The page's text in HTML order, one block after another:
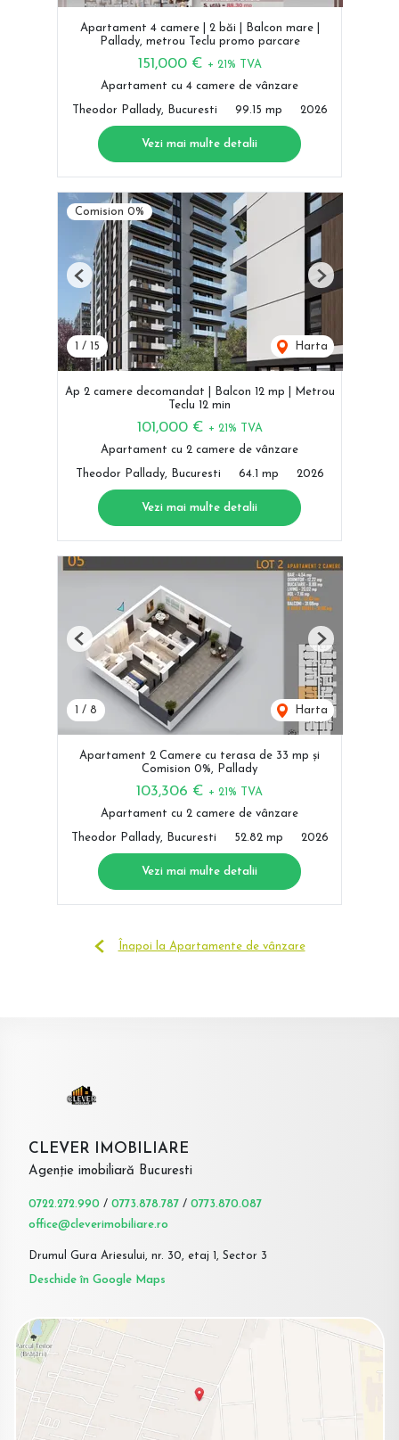
Apartament 4 camere | 2 băi | Balcon mare |
Pallady, metrou Teclu promo parcare
151,000 € + 21% TVA
Apartament cu 4 camere de vânzare
Theodor Pallady, Bucuresti 99.15 mp 2026
Vezi mai multe detalii
Comision 0%
/ 15 Harta
Previous Next
Ap 2 camere decomandat | Balcon 12 mp | Metrou
Teclu 12 min
101,000 € + 21% TVA
Apartament cu 2 camere de vânzare
Theodor Pallady, Bucuresti 64.1 mp 2026
Vezi mai multe detalii
1 / 8 Harta
Previous Next
Apartament 2 Camere cu terasa de 33 mp și
Comision 0%, Pallady
103,306 € + 21% TVA
Apartament cu 2 camere de vânzare
Theodor Pallady, Bucuresti 52.82 mp 2026
Vezi mai multe detalii
Înapoi la Apartamente de vânzare
CLEVER IMOBILIARE
Agenție imobiliară Bucuresti
0722.272.990 / 0773.878.787 / 0773.870.087
office@cleverimobiliare.ro
Drumul Gura Ariesului, nr. 30, etaj 1, Sector 3
Deschide în Google Maps